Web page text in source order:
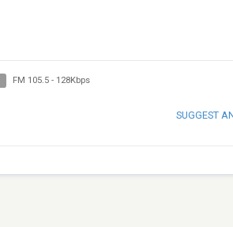
FM 105.5- 128Kbps
SUGGEST